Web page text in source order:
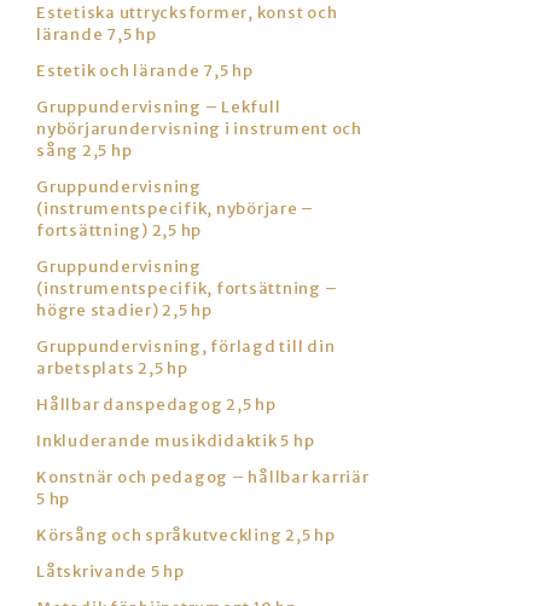
Estetiska uttrycksformer, konst och
lärande 7,5 hp
Estetik och lärande 7,5 hp
Gruppundervisning – Lekfull
nybörjarundervisning i instrument och
sång 2,5 hp
Gruppundervisning
(instrumentspecifik, nybörjare –
fortsättning) 2,5 hp
Gruppundervisning
(instrumentspecifik, fortsättning –
högre stadier) 2,5 hp
Gruppundervisning, förlagd till din
arbetsplats 2,5 hp
Hållbar danspedagog 2,5 hp
Inkluderande musikdidaktik 5 hp
Konstnär och pedagog – hållbar karriär
5 hp
Körsång och språkutveckling 2,5 hp
Låtskrivande 5 hp